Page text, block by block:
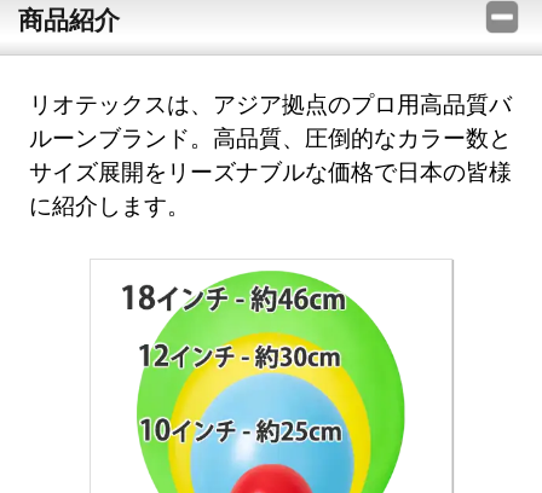
商品紹介
リオテックスは、アジア拠点のプロ用高品質バ
ルーンブランド。高品質、圧倒的なカラー数と
サイズ展開をリーズナブルな価格で日本の皆様
に紹介します。